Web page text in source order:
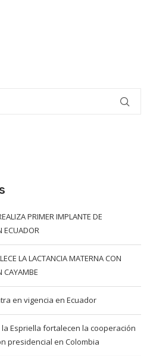
PRIMER IMPLANTE DE
ECUADOR
LA LACTANCIA MATERNA CON
CAYAMBE
en vigencia en Ecuador
Espriella fortalecen la cooperación
presidencial en Colombia